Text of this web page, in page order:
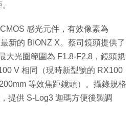
感光元件，有效像素為
新的 BIONZ X。蔡司鏡頭提供了
大光圈範圍為 F1.8-F2.8，鏡頭規
V 相同（現時新型號的 RX100
等效焦距鏡頭）。攝錄規格
提供 S-Log3 迦瑪方便後製調